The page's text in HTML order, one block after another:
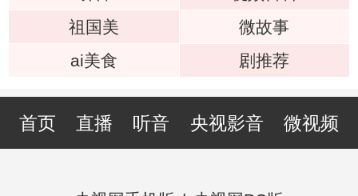
祖国美
微故事
ai美食
剧推荐
首页 直播 听音 央视影音 微视频